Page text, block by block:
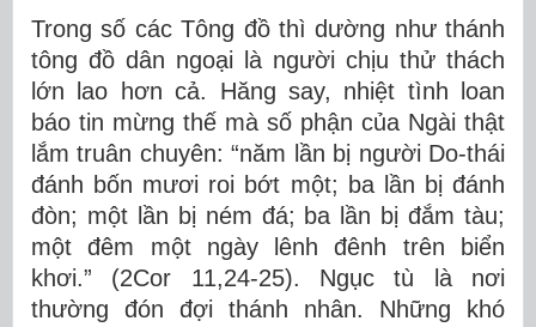
Trong số các Tông đồ thì dường như thánh
tông đồ dân ngoại là người chịu thử thách
lớn lao hơn cả. Hăng say, nhiệt tình loan
báo tin mừng thế mà số phận của Ngài thật
lắm truân chuyên: “năm lần bị người Do-thái
đánh bốn mươi roi bớt một; ba lần bị đánh
đòn; một lần bị ném đá; ba lần bị đắm tàu;
một đêm một ngày lênh đênh trên biển
khơi.” (2Cor 11,24-25). Ngục tù là nơi
thường đón đợi thánh nhân. Những khó